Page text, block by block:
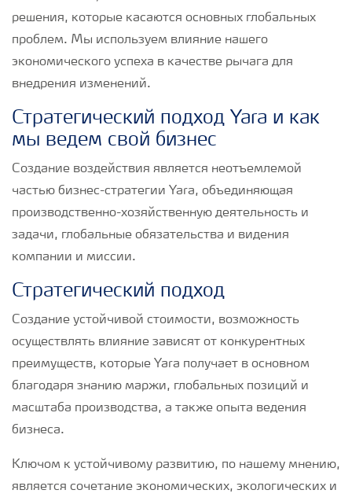
решения, которые касаются основных глобальных
проблем. Мы используем влияние нашего
экономического успеха в качестве рычага для
внедрения изменений.
Стратегический подход Yara и как
мы ведем свой бизнес
Создание воздействия является неотъемлемой
частью бизнес-стратегии Yara, объединяющая
производственно-хозяйственную деятельность и
задачи, глобальные обязательства и видения
компании и миссии.
Стратегический подход
Создание устойчивой стоимости, возможность
осуществлять влияние зависят от конкурентных
преимуществ, которые Yara получает в основном
благодаря знанию маржи, глобальных позиций и
масштаба производства, а также опыта ведения
бизнеса.
Ключом к устойчивому развитию, по нашему мнению,
является сочетание экономических, экологических и